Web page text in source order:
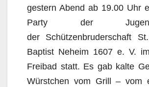
gestern Abend ab 19.00 Uhr
Party der
der Schützenbruderschaft
Baptist Neheim 1607 e. V.
Freibad statt. Es gab kalte
Würstchen vom Grill – vom